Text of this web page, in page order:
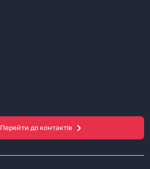
Перейти до контактів